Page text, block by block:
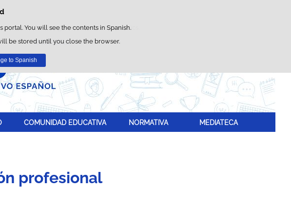
to obtain usage and satisfaction statistics.
of ourlegal notice.
You will see the contents in Spanish.
be stored until you close the browser.
to Spanish
COMUNIDAD EDUCATIVA NORMATIVA MEDIATECA
profesional